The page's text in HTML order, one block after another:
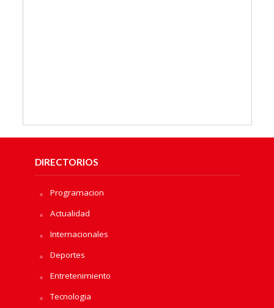
DIRECTORIOS
Programacion
Actualidad
Internacionales
Deportes
Entretenimiento
Tecnologia